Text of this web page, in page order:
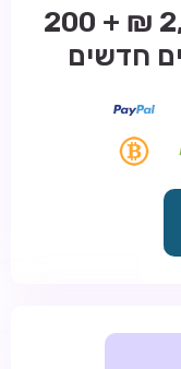
בונוס מתגלגל עד 2,000 ₪ + 200
חדשים